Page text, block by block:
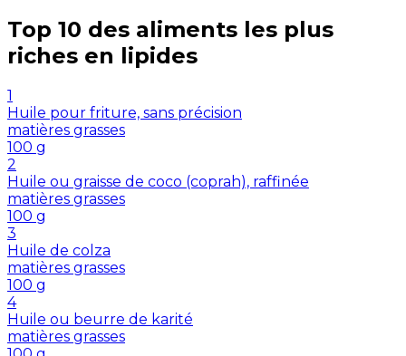
Top 10 des aliments les plus
riches en lipides
1
Huile pour friture, sans précision
matières grasses
100 g
2
Huile ou graisse de coco (coprah), raffinée
matières grasses
100 g
3
Huile de colza
matières grasses
100 g
4
Huile ou beurre de karité
matières grasses